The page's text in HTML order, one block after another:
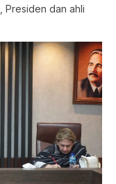
Presiden dan ahli